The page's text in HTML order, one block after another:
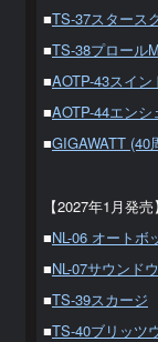
■TS-37スタース
■TS-38プロール
■AOTP-43スイン
■AOTP-44エン
■GIGAWATT (40
【2027年1月発売】
■NL-06 オートボ
■NL-07サウンド
■TS-39スカージ
■TS-40ブリッツ